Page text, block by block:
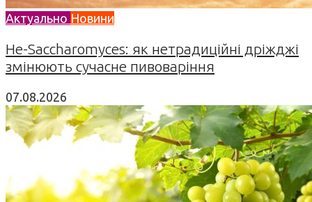
Актуально Новини
Не-Saccharomyces: як нетрадиційні дріжджі
змінюють сучасне пивоваріння
07.08.2026